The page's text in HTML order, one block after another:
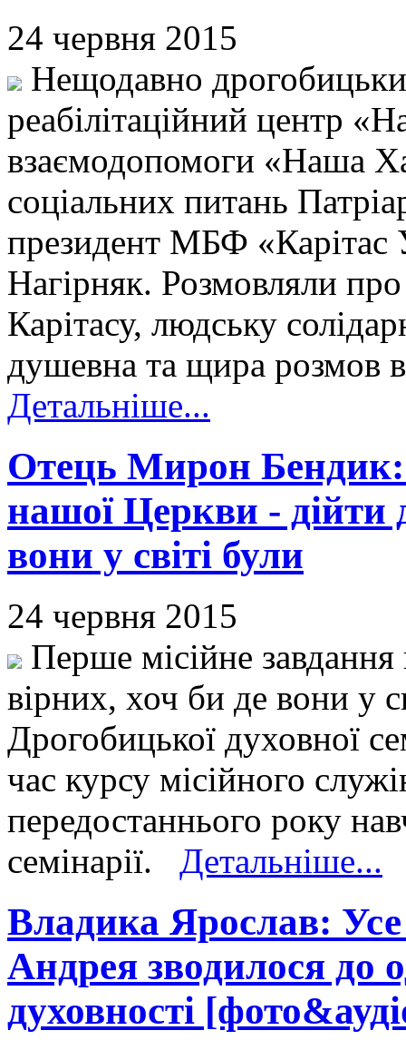
24 червня 2015
Нещодавно
реабілітаційний центр
взаємодопомоги «Наша
соціальних питань
президент МБФ «Карітас
Нагірняк. Розмовляли
Карітасу, людську
душевна та щира розмов
Детальніше...
Отець Мирон Бендик:
нашої Церкви - дійти
вони у світі були
24 червня 2015
Перше місійне
вірних, хоч би де вони у
Дрогобицької духовної
час курсу місійного
передостаннього року
семінарії. Детальніше...
Владика Ярослав:
Андрея зводилося до
духовності